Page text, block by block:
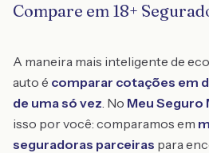
Compare em 18+
A maneira mais inteligente de
auto é comparar cotações em
de uma só vez. No Meu Seguro
isso por você: comparamos em
seguradoras parceiras para